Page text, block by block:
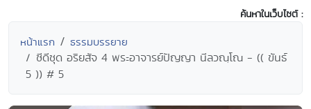
ค้นหาในเว็บไซต์ :
หน้าแรก ธรรมบรรยาย
ซีดีชุด อริยสัจ 4 พระอาจารย์ปัญญา นีลวณฺโณ - (( ขันธ์
5 )) # 5